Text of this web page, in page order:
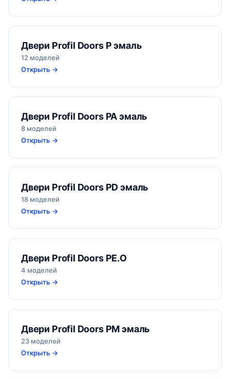
Двери Profil Doors P эмаль
12 моделей
Открыть →
Двери Profil Doors PA эмаль
8 моделей
Открыть →
Двери Profil Doors PD эмаль
18 моделей
Открыть →
Двери Profil Doors PE.O
4 моделей
Открыть →
Двери Profil Doors PM эмаль
23 моделей
Открыть →